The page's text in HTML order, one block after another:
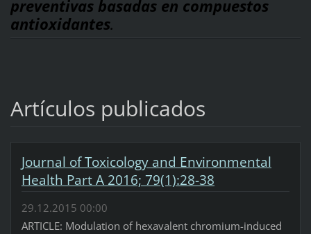
preventivas basadas en compuestos
antioxidantes.
Artículos publicados
Journal of Toxicology and Environmental
Health Part A 2016; 79(1):28-38
29.12.2015 00:00
ARTICLE: Modulation of hexavalent chromium-induced